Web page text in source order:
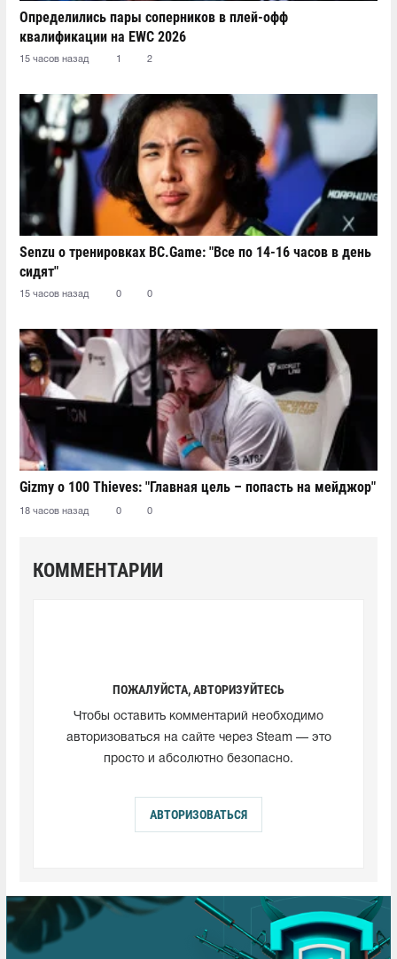
Определились пары соперников в плей-офф
квалификации на EWC 2026
15 часов назад 1 2
Senzu о тренировках BC.Game: "Все по 14-16 часов в день
сидят"
15 часов назад 0 0
Gizmy о 100 Thieves: "Главная цель – попасть на мейджор"
18 часов назад 0 0
КОММЕНТАРИИ
ПОЖАЛУЙСТА, АВТОРИЗУЙТЕСЬ
Чтобы оставить комментарий необходимо
авторизоваться на сайте через Steam — это
просто и абсолютно безопасно.
АВТОРИЗОВАТЬСЯ